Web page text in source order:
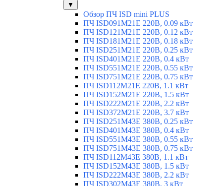
▼
Обзор ПЧ ISD mini PLUS
ПЧ ISD091M21E 220В, 0.09 кВт
ПЧ ISD121M21E 220В, 0.12 кВт
ПЧ ISD181M21E 220В, 0.18 кВт
ПЧ ISD251M21E 220В, 0.25 кВт
ПЧ ISD401M21E 220В, 0.4 кВт
ПЧ ISD551M21E 220В, 0.55 кВт
ПЧ ISD751M21E 220В, 0.75 кВт
ПЧ ISD112M21E 220В, 1.1 кВт
ПЧ ISD152M21E 220В, 1.5 кВт
ПЧ ISD222M21E 220В, 2.2 кВт
ПЧ ISD372M21E 220В, 3.7 кВт
ПЧ ISD251M43E 380В, 0.25 кВт
ПЧ ISD401M43E 380В, 0.4 кВт
ПЧ ISD551M43E 380В, 0.55 кВт
ПЧ ISD751M43E 380В, 0.75 кВт
ПЧ ISD112M43E 380В, 1.1 кВт
ПЧ ISD152M43E 380В, 1.5 кВт
ПЧ ISD222M43E 380В, 2.2 кВт
ПЧ ISD302M43E 380В, 3 кВт